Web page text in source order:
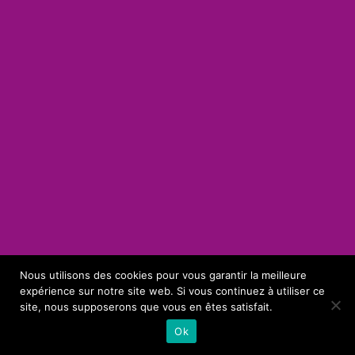
Nous utilisons des cookies pour vous garantir la meilleure
expérience sur notre site web. Si vous continuez à utiliser ce
site, nous supposerons que vous en êtes satisfait.
Ok